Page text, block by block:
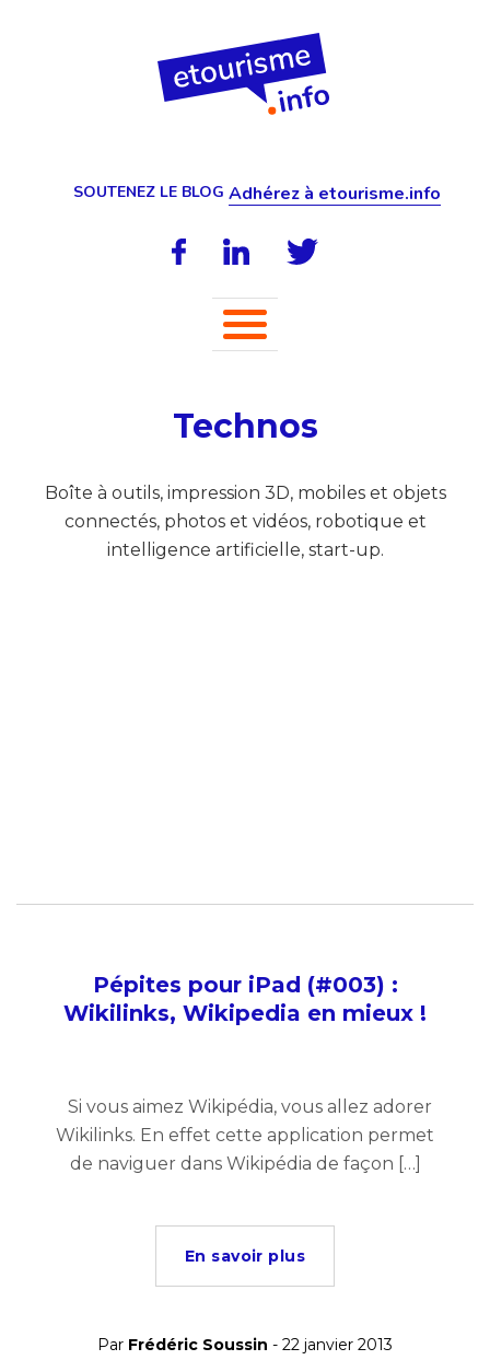
SOUTENEZ LE BLOG Adhérez à etourisme.info
Technos
Boîte à outils, impression 3D, mobiles et objets
connectés, photos et vidéos, robotique et
intelligence artificielle, start-up.
Pépites pour iPad (#003) :
Wikilinks, Wikipedia en mieux !
Si vous aimez Wikipédia, vous allez adorer
Wikilinks. En effet cette application permet
de naviguer dans Wikipédia de façon […]
En savoir plus
Par Frédéric Soussin - 22 janvier 2013